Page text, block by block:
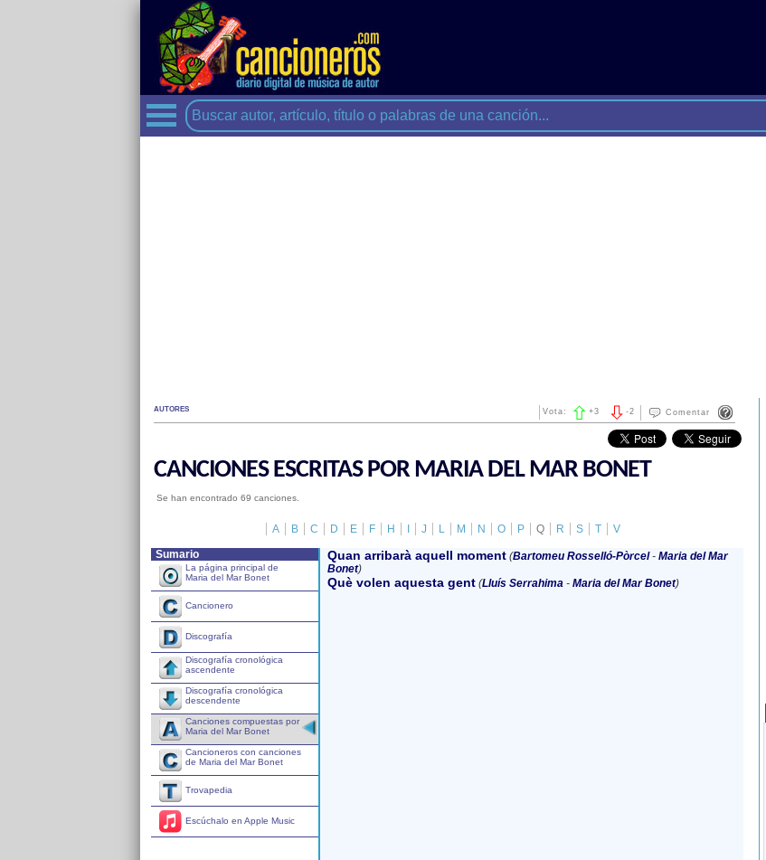
AUTORES Comentar
-2
Vota: +3
CANCIONES ESCRITAS POR MARIA DEL MAR BONET
Se han encontrado 69 canciones.
A B C D E F H J L M N O P Q R S T
V
Sumario
La página principal de
Maria del Mar Bonet
Cancionero
Discografía
Discografía cronológica
ascendente
Discografía cronológica
descendente
Canciones compuestas por
Maria del Mar Bonet
Cancioneros con canciones
de Maria del Mar Bonet
Trovapedia
Escúchalo en Apple Music
Quan arribarà aquell moment (Bartomeu Rosselló-Pòrcel- Maria del Mar
Bonet)
Què volen aquesta gent (Lluís Serrahima- Maria del Mar Bonet)